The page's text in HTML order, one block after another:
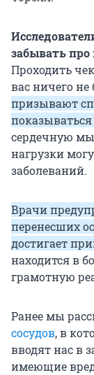
забывать
Проходить
вас ничего не
призывают
сердечную
нагрузки
заболеваний.
Врачи
перенесших
достигает
находится в
грамотную
Ранее мы
сосудов, в
вводят нас в
имеющие